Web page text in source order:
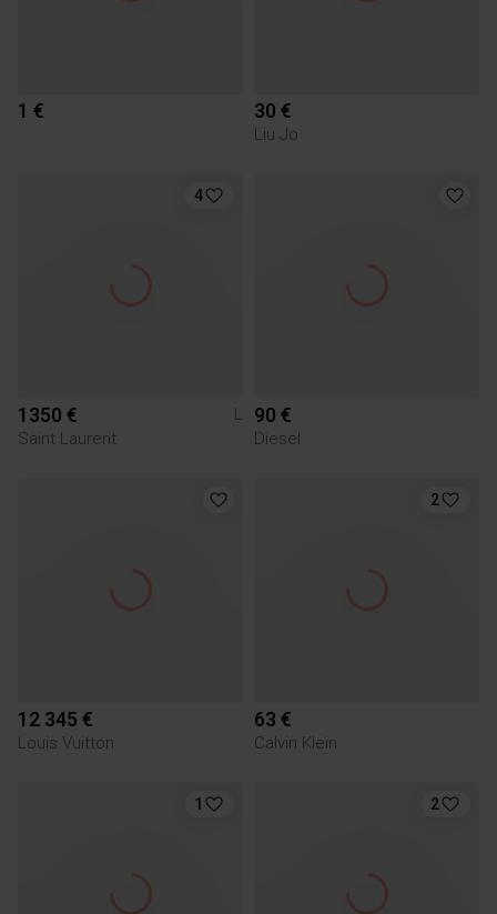
1 € 30 €
Liu Jo
4
1350 €
L
Saint Laurent
90 €
Diesel
12 345 €
Louis Vuitton
2
63 €
Calvin Klein
1 2